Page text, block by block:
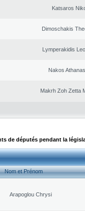
Katsaros
Dimoschakis
Lymperakidis
Nakos
Makrh Zoh Zetta
de députés pendant la
Nom et Prénom
Arapoglou Chrysi